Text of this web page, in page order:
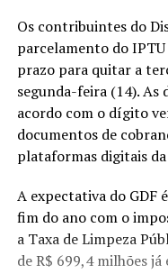
Os contribuintes do
parcelamento do
prazo para quitar a
segunda-feira (14). As
acordo com o dígito
documentos de
plataformas digitais da
A expectativa do GDF
fim do ano com o
a Taxa de Limpeza
de R$ 699,4 milhões